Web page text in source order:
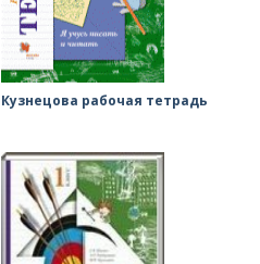
Кузнецова рабочая тетрадь